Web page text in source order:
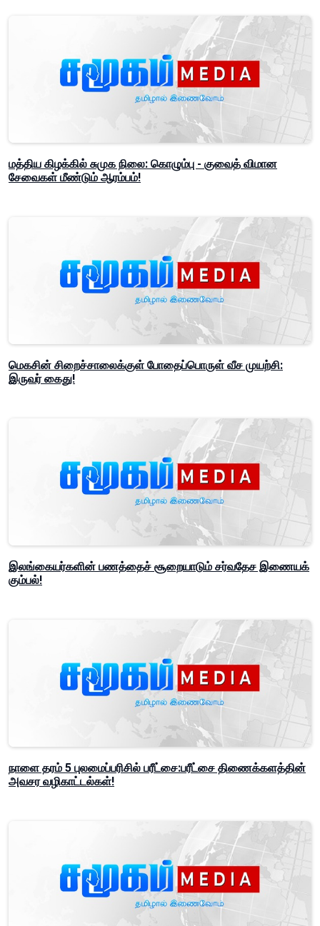
மத்திய கிழக்கில் சுமுக நிலை: கொழும்பு - குவைத் விமான
சேவைகள் மீண்டும் ஆரம்பம்!
மெகசின் சிறைச்சாலைக்குள் போதைப்பொருள் வீச முயற்சி:
இருவர் கைது!
இலங்கையர்களின் பணத்தைச் சூறையாடும் சர்வதேச இணையக்
கும்பல்!
நாளை தரம் 5 புலமைப்பரிசில் பரீட்சை:பரீட்சை திணைக்களத்தின்
அவசர வழிகாட்டல்கள்!